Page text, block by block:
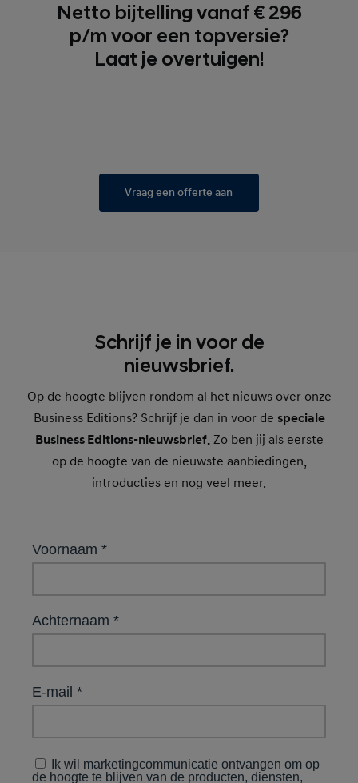
Netto bijtelling vanaf € 296
p/m voor een topversie?
Laat je overtuigen!
Vraag een offerte aan
Schrijf je in voor de
nieuwsbrief.
Op de hoogte blijven rondom al het nieuws over onze
Business Editions? Schrijf je dan in voor de speciale
Business Editions-nieuwsbrief.Zo ben jij als eerste
op de hoogte van de nieuwste aanbiedingen,
introducties en nog veel meer.